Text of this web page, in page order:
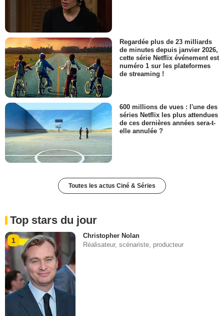
Regardée plus de 23 milliards
de minutes depuis janvier 2026,
cette série Netflix événement est
numéro 1 sur les plateformes
de streaming !
600 millions de vues : l'une des
séries Netflix les plus attendues
de ces dernières années sera-t-
elle annulée ?
Toutes les actus Ciné & Séries
Top stars du jour
1
Christopher Nolan
Réalisateur, scénariste, producteur